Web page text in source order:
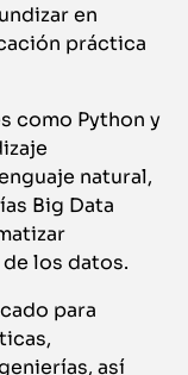
en
práctica
como Python y
natural,
Big Data
los datos.
para
así